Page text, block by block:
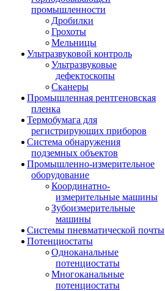
промышленности
Дробилки
Грохоты
Мельницы
Ультразвуковой контроль
Ультразвуковые
дефектоскопы
Сканеры
Промышленная рентгеновская
пленка
Термобумага для
регистрирующих приборов
Система обнаружения
подземных объектов
Промышленно-измерительное
оборудование
Координатно-
измерительные машины
Зубоизмерительные
машины
Системы пневматической почты
Потенциостаты
Одноканальные
потенциостаты
Многоканальные
потенциостаты